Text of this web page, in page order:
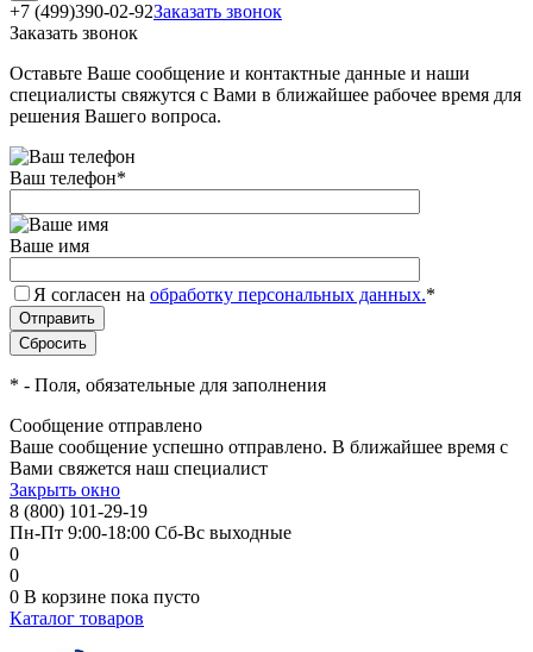
+7 (499)390-02-92Заказать звонок
Заказать звонок
Оставьте Ваше сообщение и контактные данные и наши
специалисты свяжутся с Вами в ближайшее рабочее время для
решения Вашего вопроса.
Ваш телефон*
Ваше имя
Я согласен на обработку персональных данных.*
* - Поля, обязательные для заполнения
Сообщение отправлено
Ваше сообщение успешно отправлено. В ближайшее время с
Вами свяжется наш специалист
Закрыть окно
8 (800) 101-29-19
Пн-Пт 9:00-18:00 Сб-Вс выходные
0
0
0 В корзине пока пусто
Каталог товаров